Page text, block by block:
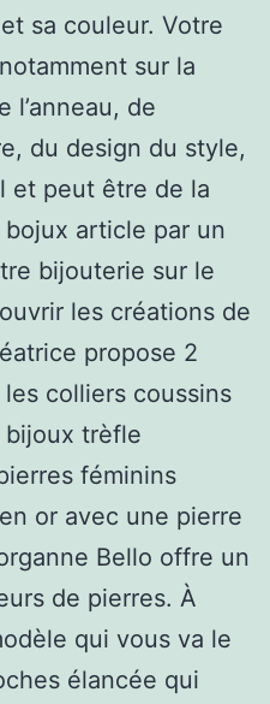
sa couleur. Votre
sur la
l’anneau, de
du design du style,
et peut être de la
article par un
bijouterie sur le
les créations de
propose 2
colliers coussins
bijoux trèfle
féminins
or avec une pierre
Bello offre un
de pierres. À
qui vous va le
élancée qui